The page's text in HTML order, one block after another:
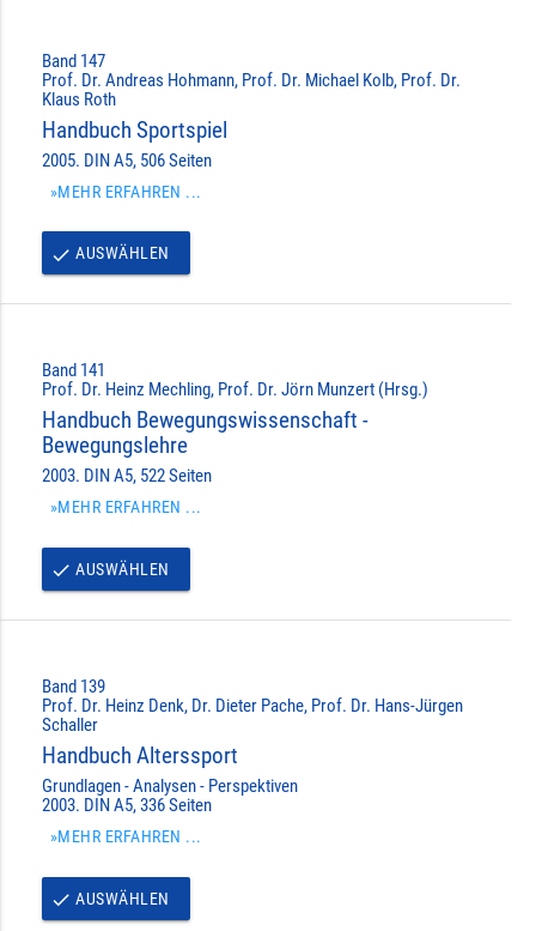
Band 147
Prof. Dr. Andreas Hohmann, Prof. Dr. Michael Kolb, Prof. Dr.
Klaus Roth
Handbuch Sportspiel
2005. DIN A5, 506 Seiten
»MEHR ERFAHREN ...
done AUSWÄHLEN
Band 141
Prof. Dr. Heinz Mechling, Prof. Dr. Jörn Munzert (Hrsg.)
Handbuch Bewegungswissenschaft -
Bewegungslehre
2003. DIN A5, 522 Seiten
»MEHR ERFAHREN ...
done AUSWÄHLEN
Band 139
Prof. Dr. Heinz Denk, Dr. Dieter Pache, Prof. Dr. Hans-Jürgen
Schaller
Handbuch Alterssport
Grundlagen - Analysen - Perspektiven
2003. DIN A5, 336 Seiten
»MEHR ERFAHREN ...
done AUSWÄHLEN